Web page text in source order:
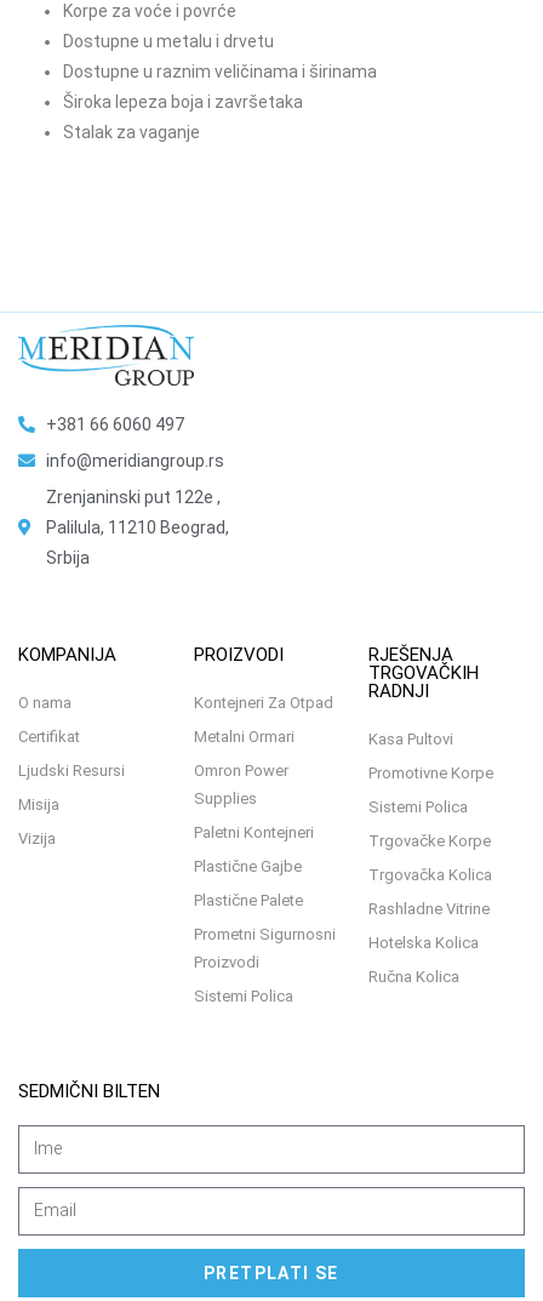
Korpe za voće i povrće
Dostupne u metalu i drvetu
Dostupne u raznim veličinama i širinama
Široka lepeza boja i završetaka
Stalak za vaganje
+381 66 6060 497
info@meridiangroup.rs
Zrenjaninski put 122e ,
Palilula, 11210 Beograd,
Srbija
KOMPANIJA
O nama
Certifikat
Ljudski Resursi
Misija
Vizija
PROIZVODI
Kontejneri Za Otpad
Metalni Ormari
Omron Power
Supplies
Paletni Kontejneri
Plastične Gajbe
Plastične Palete
Prometni Sigurnosni
Proizvodi
Sistemi Polica
RJEŠENJA
TRGOVAČKIH
RADNJI
Kasa Pultovi
Promotivne Korpe
Sistemi Polica
Trgovačke Korpe
Trgovačka Kolica
Rashladne Vitrine
Hotelska Kolica
Ručna Kolica
SEDMIČNI BILTEN
PRETPLATI SE